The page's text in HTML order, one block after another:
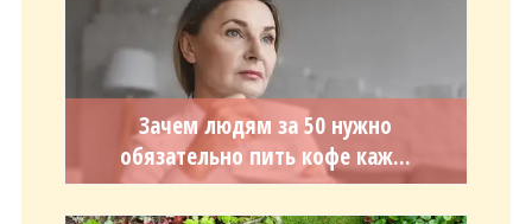
Зачем людям за 50 нужно
обязательно пить кофе каж...